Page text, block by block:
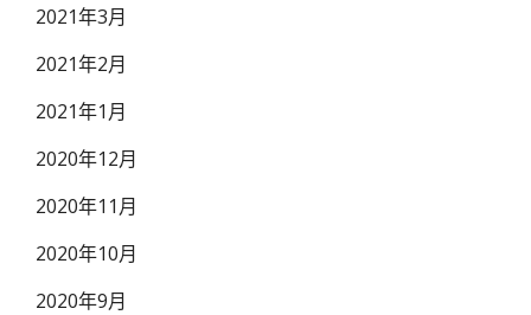
2021年3月
2021年2月
2021年1月
2020年12月
2020年11月
2020年10月
2020年9月